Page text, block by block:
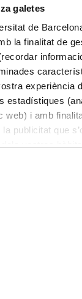
galetes
de
la finalitat de
experiència
estadístiques
web) i amb
publicitat que
galetes del lloc
es veuen
es veuen